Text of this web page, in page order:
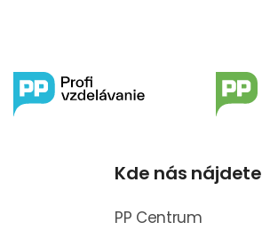
Kde nás nájdete
PP Centrum